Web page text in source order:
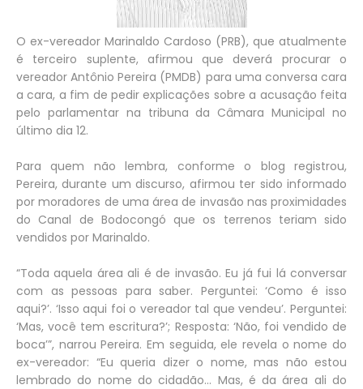
O ex-vereador Marinaldo Cardoso (PRB), que atualmente
é terceiro suplente, afirmou que deverá procurar o
vereador Antônio Pereira (PMDB) para uma conversa cara
a cara, a fim de pedir explicações sobre a acusação feita
pelo parlamentar na tribuna da Câmara Municipal no
último dia 12.
Para quem não lembra, conforme o blog registrou,
Pereira, durante um discurso, afirmou ter sido informado
por moradores de uma área de invasão nas proximidades
do Canal de Bodocongó que os terrenos teriam sido
vendidos por Marinaldo.
“Toda aquela área ali é de invasão. Eu já fui lá conversar
com as pessoas para saber. Perguntei: ‘Como é isso
aqui?’. ‘Isso aqui foi o vereador tal que vendeu’. Perguntei:
‘Mas, você tem escritura?’; Resposta: ‘Não, foi vendido de
boca’”, narrou Pereira. Em seguida, ele revela o nome do
ex-vereador: “Eu queria dizer o nome, mas não estou
lembrado do nome do cidadão... Mas, é da área ali do